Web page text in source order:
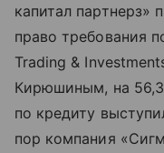
капитал партнерз»
право требования
Trading &
Кирюшиным, на
по кредиту
пор компания